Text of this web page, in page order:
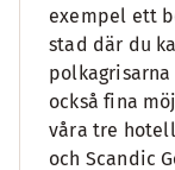
exempel ett
stad där du
också fina
våra tre
och Scandic